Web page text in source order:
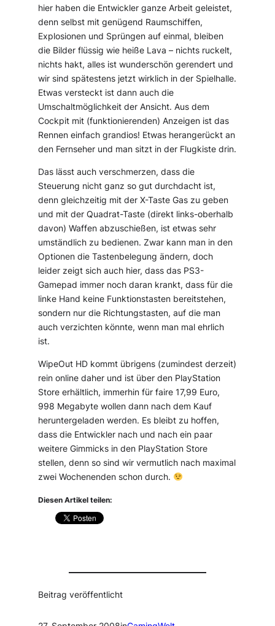
hier haben die Entwickler ganze Arbeit geleistet,
denn selbst mit genügend Raumschiffen,
Explosionen und Sprüngen auf einmal, bleiben
die Bilder flüssig wie heiße Lava – nichts ruckelt,
nichts hakt, alles ist wunderschön gerendert und
wir sind spätestens jetzt wirklich in der Spielhalle.
Etwas versteckt ist dann auch die
Umschaltmöglichkeit der Ansicht. Aus dem
Cockpit mit (funktionierenden) Anzeigen ist das
Rennen einfach grandios! Etwas herangerückt an
den Fernseher und man sitzt in der Flugkiste drin.
Das lässt auch verschmerzen, dass die
Steuerung nicht ganz so gut durchdacht ist,
denn gleichzeitig mit der X-Taste Gas zu geben
und mit der Quadrat-Taste (direkt links-oberhalb
davon) Waffen abzuschießen, ist etwas sehr
umständlich zu bedienen. Zwar kann man in den
Optionen die Tastenbelegung ändern, doch
leider zeigt sich auch hier, dass das PS3-
Gamepad immer noch daran krankt, dass für die
linke Hand keine Funktionstasten bereitstehen,
sondern nur die Richtungstasten, auf die man
auch verzichten könnte, wenn man mal ehrlich
ist.
WipeOut HD kommt übrigens (zumindest derzeit)
rein online daher und ist über den PlayStation
Store erhältlich, immerhin für faire 17,99 Euro,
998 Megabyte wollen dann nach dem Kauf
heruntergeladen werden. Es bleibt zu hoffen,
dass die Entwickler nach und nach ein paar
weitere Gimmicks in den PlayStation Store
stellen, denn so sind wir vermutlich nach maximal
zwei Wochenenden schon durch.
Diesen Artikel teilen:
Beitrag veröffentlicht